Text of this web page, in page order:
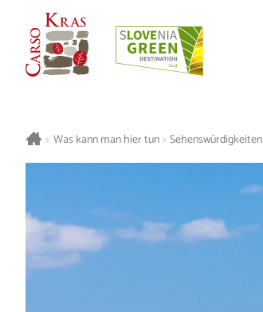
> Was kann man hier tun > Sehenswürdigkeiten